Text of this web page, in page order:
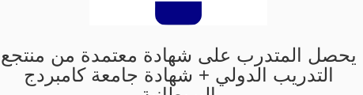
يحصل المتدرب على شهادة معتمدة من منتجع
التدريب الدولي + شهادة جامعة كامبردج